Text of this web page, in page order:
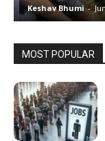
Keshav Bhumi -
MOST POPULAR